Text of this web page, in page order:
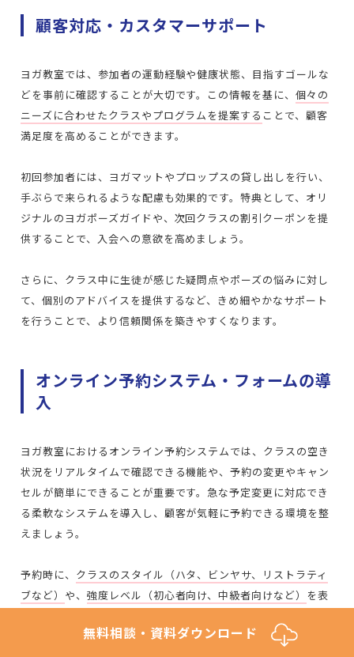
顧客対応・カスタマーサポート
ヨガ教室では、参加者の運動経験や健康状態、目指すゴールな
どを事前に確認することが大切です。この情報を基に、個々の
ニーズに合わせたクラスやプログラムを提案する ことで、顧客
満足度を高めることができます。
初回参加者には、ヨガマットやプロップスの貸し出しを行い、
手ぶらで来られるような配慮も効果的です。特典として、オリ
ジナルのヨガポーズガイドや、次回クラスの割引クーポンを提
供することで、入会への意欲を高めましょう。
さらに、クラス中に生徒が感じた疑問点やポーズの悩みに対し
て、個別のアドバイスを提供するなど、きめ細やかなサポート
を行うことで、より信頼関係を築きやすくなります。
オンライン予約システム・フォームの導
入
ヨガ教室におけるオンライン予約システムでは、クラスの空き
状況をリアルタイムで確認できる機能や、予約の変更やキャン
セルが簡単にできることが重要です。急な予定変更に対応でき
る柔軟なシステムを導入し、顧客が気軽に予約できる環境を整
えましょう。
予約時に、 クラスのスタイル（ハタ、ビンヤサ、リストラティ
ブなど） や、 強度レベル（初心者向け、中級者向けなど）
を表
無料相談・資料ダウンロード